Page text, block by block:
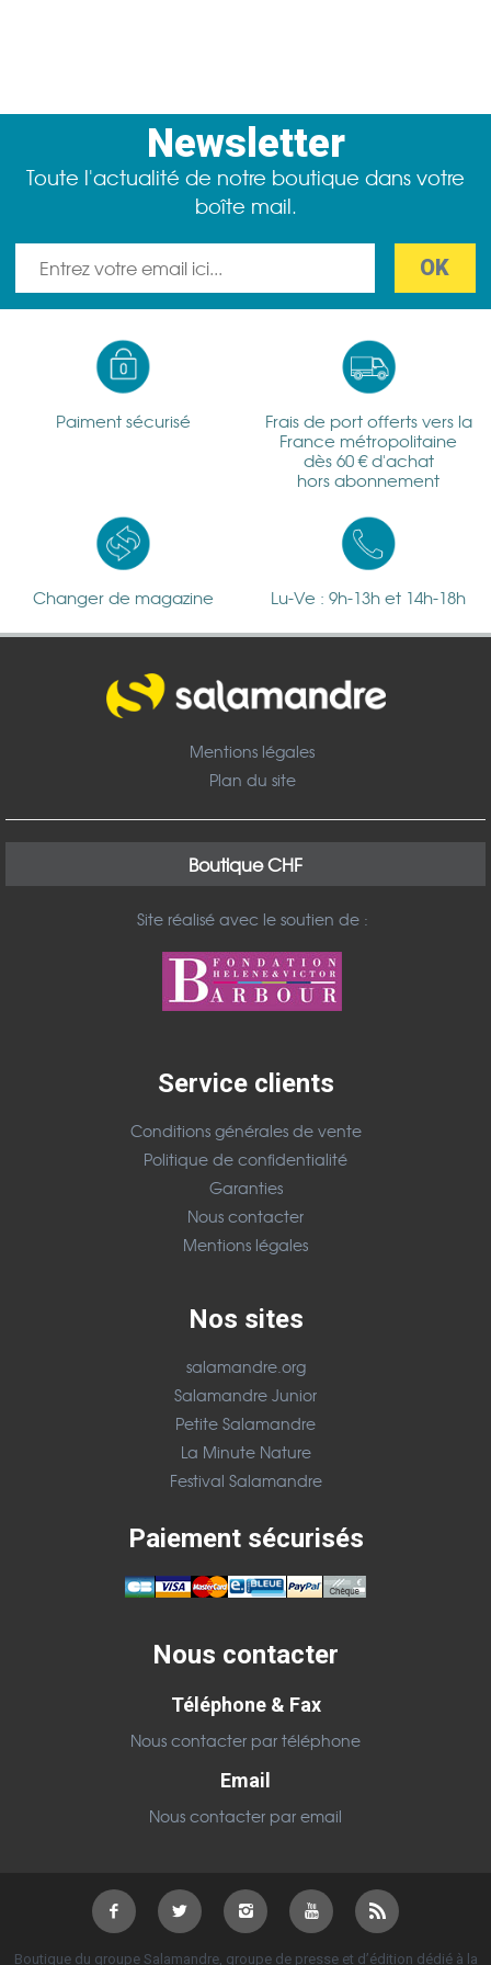
Newsletter
Toute l'actualité de notre boutique dans votre
boîte mail.
Paiment sécurisé
Frais de port offerts vers la
France métropolitaine
dès 60 € d'achat
hors abonnement
Changer de magazine Lu-Ve : 9h-13h et 14h-18h
Mentions légales
Plan du site
Boutique CHF
Site réalisé avec le soutien de :
Service clients
Conditions générales de vente
Politique de confidentialité
Garanties
Nous contacter
Mentions légales
Nos sites
salamandre.org
Salamandre Junior
Petite Salamandre
La Minute Nature
Festival Salamandre
Paiement sécurisés
Nous contacter
Téléphone & Fax
Nous contacter par téléphone
Email
Nous contacter par email
Boutique du groupe Salamandre, groupe de presse et d’édition dédié à la